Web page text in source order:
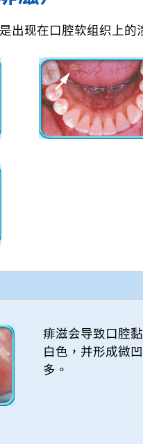
出现在口腔软组织上
痱滋会导致口腔
白色，并形成微
多。